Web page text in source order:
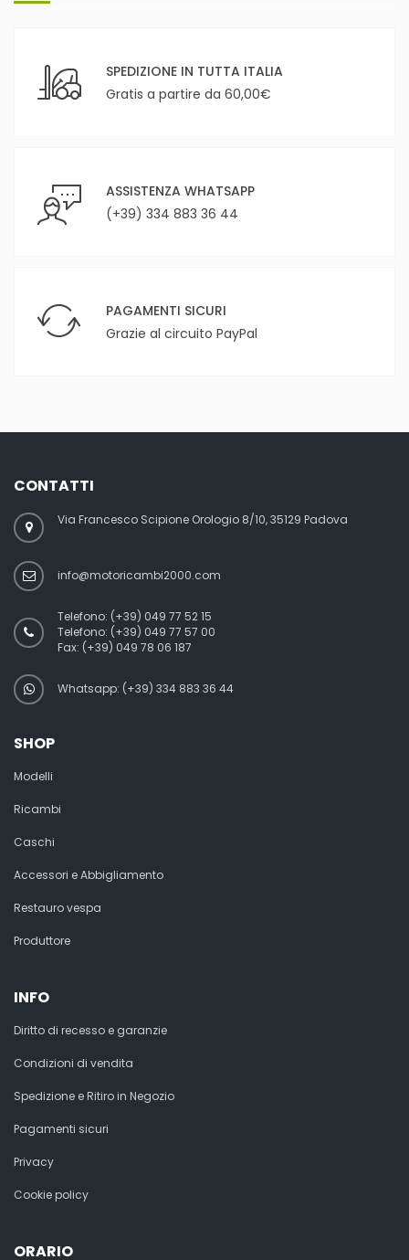
SPEDIZIONE IN TUTTA ITALIA
Gratis a partire da 60,00€
ASSISTENZA WHATSAPP
(+39) 334 883 36 44
PAGAMENTI SICURI
Grazie al circuito PayPal
CONTATTI
Via Francesco Scipione Orologio 8/10, 35129 Padova
info@motoricambi2000.com
Telefono: (+39) 049 77 52 15
Telefono: (+39) 049 77 57 00
Fax: (+39) 049 78 06 187
Whatsapp: (+39) 334 883 36 44
SHOP
Modelli
Ricambi
Caschi
Accessori e Abbigliamento
Restauro vespa
Produttore
INFO
Diritto di recesso e garanzie
Condizioni di vendita
Spedizione e Ritiro in Negozio
Pagamenti sicuri
Privacy
Cookie policy
ORARIO